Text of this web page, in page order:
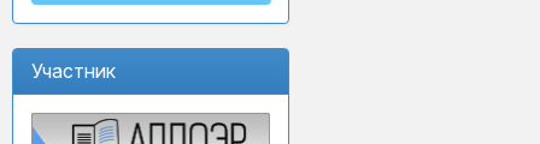
Участник